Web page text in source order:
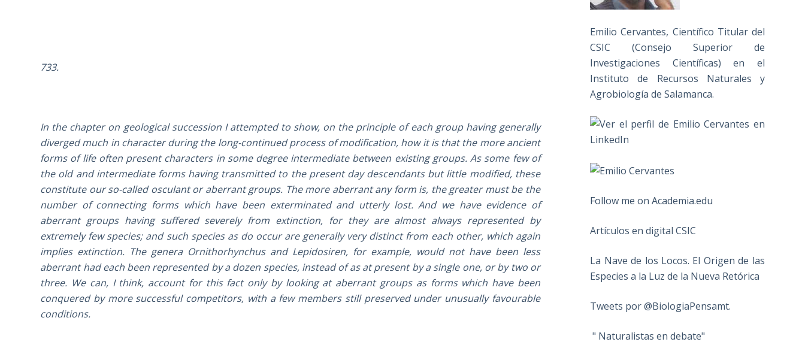
733.
In the chapter on geological succession I attempted to show, on the principle of each group having generally
diverged much in character during the long-continued process of modification, how it is that the more ancient
forms of life often present characters in some degree intermediate between existing groups. As some few of
the old and intermediate forms having transmitted to the present day descendants but little modified, these
constitute our so-called osculant or aberrant groups. The more aberrant any form is, the greater must be the
number of connecting forms which have been exterminated and utterly lost. And we have evidence of
aberrant groups having suffered severely from extinction, for they are almost always represented by
extremely few species; and such species as do occur are generally very distinct from each other, which again
implies extinction. The genera Ornithorhynchus and Lepidosiren, for example, would not have been less
aberrant had each been represented by a dozen species, instead of as at present by a single one, or by two or
three. We can, I think, account for this fact only by looking at aberrant groups as forms which have been
conquered by more successful competitors, with a few members still preserved under unusually favourable
conditions.
Emilio Cervantes, Científico Titular del
CSIC (Consejo Superior de
Investigaciones Científicas) en el
Instituto de Recursos Naturales y
Agrobiología de Salamanca.
Follow me on Academia.edu
Artículos en digital CSIC
La Nave de los Locos. El Origen de las
Especies a la Luz de la Nueva Retórica
Tweets por @BiologiaPensamt.
" Naturalistas en debate"